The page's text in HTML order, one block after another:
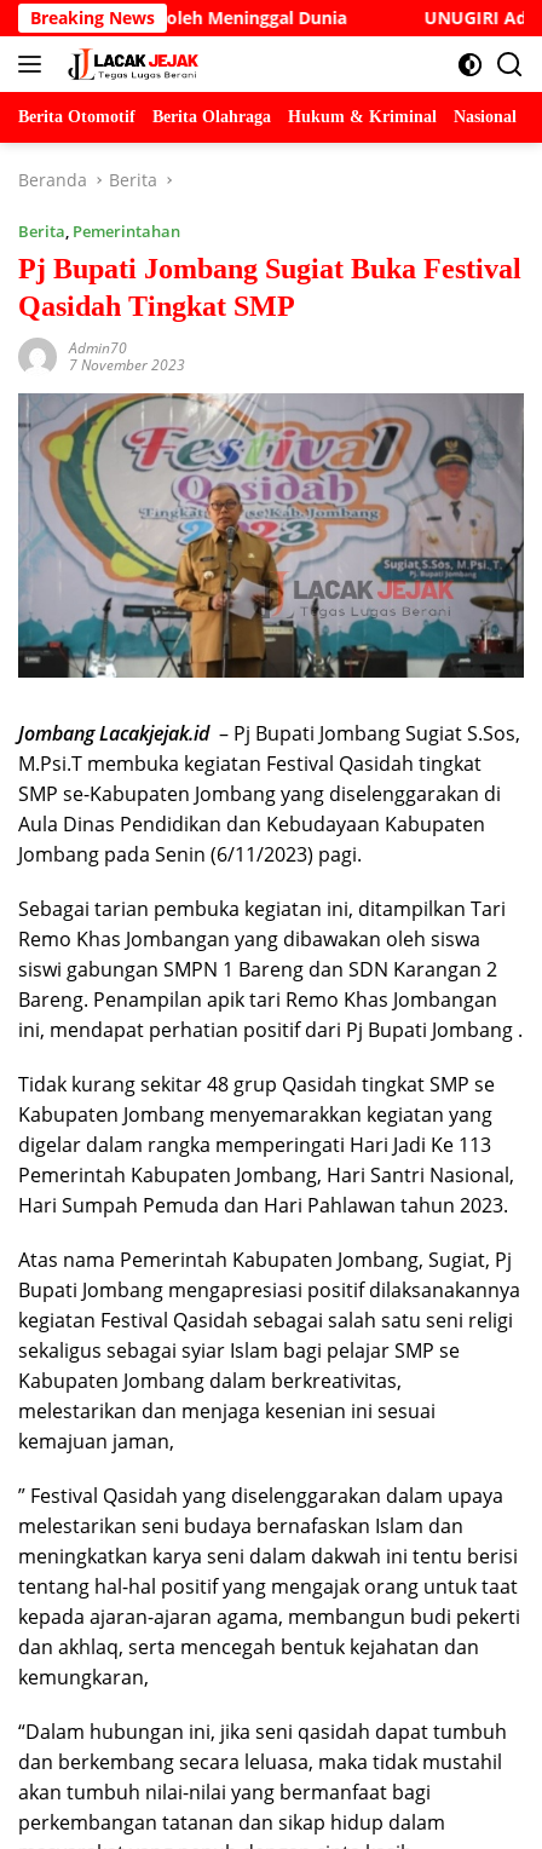
Langsung
ke
konten
Breaking News
Soleh Meninggal Dunia UNUGIRI Adakan Seminar
Berita Otomotif Berita Olahraga Hukum & Kriminal Nasional
Beranda Berita
Berita, Pemerintahan
Pj Bupati Jombang Sugiat Buka Festival
Qasidah Tingkat SMP
Admin70
7 November 2023
Jombang Lacakjejak.id– Pj Bupati Jombang Sugiat S.Sos,
M.Psi.T membuka kegiatan Festival Qasidah tingkat
SMP se-Kabupaten Jombang yang diselenggarakan di
Aula Dinas Pendidikan dan Kebudayaan Kabupaten
Jombang pada Senin (6/11/2023) pagi.
Sebagai tarian pembuka kegiatan ini, ditampilkan Tari
Remo Khas Jombangan yang dibawakan oleh siswa
siswi gabungan SMPN 1 Bareng dan SDN Karangan 2
Bareng. Penampilan apik tari Remo Khas Jombangan
ini, mendapat perhatian positif dari Pj Bupati Jombang .
Tidak kurang sekitar 48 grup Qasidah tingkat SMP se
Kabupaten Jombang menyemarakkan kegiatan yang
digelar dalam rangka memperingati Hari Jadi Ke 113
Pemerintah Kabupaten Jombang, Hari Santri Nasional,
Hari Sumpah Pemuda dan Hari Pahlawan tahun 2023.
Atas nama Pemerintah Kabupaten Jombang, Sugiat, Pj
Bupati Jombang mengapresiasi positif dilaksanakannya
kegiatan Festival Qasidah sebagai salah satu seni religi
sekaligus sebagai syiar Islam bagi pelajar SMP se
Kabupaten Jombang dalam berkreativitas,
melestarikan dan menjaga kesenian ini sesuai
kemajuan jaman,
” Festival Qasidah yang diselenggarakan dalam upaya
melestarikan seni budaya bernafaskan Islam dan
meningkatkan karya seni dalam dakwah ini tentu berisi
tentang hal-hal positif yang mengajak orang untuk taat
kepada ajaran-ajaran agama, membangun budi pekerti
dan akhlaq, serta mencegah bentuk kejahatan dan
kemungkaran,
“Dalam hubungan ini, jika seni qasidah dapat tumbuh
dan berkembang secara leluasa, maka tidak mustahil
akan tumbuh nilai-nilai yang bermanfaat bagi
perkembangan tatanan dan sikap hidup dalam